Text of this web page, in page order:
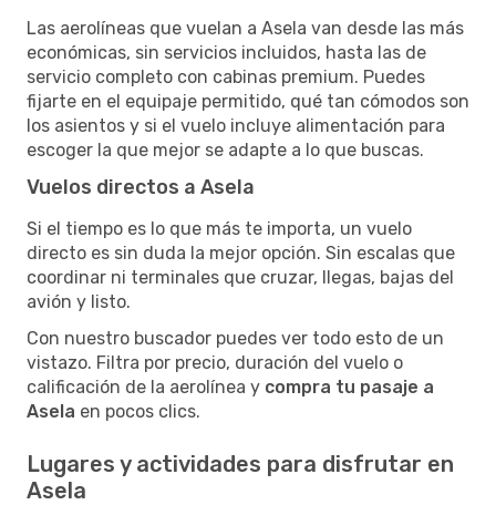
Las aerolíneas que vuelan a Asela van desde las más
económicas, sin servicios incluidos, hasta las de
servicio completo con cabinas premium. Puedes
fijarte en el equipaje permitido, qué tan cómodos son
los asientos y si el vuelo incluye alimentación para
escoger la que mejor se adapte a lo que buscas.
Vuelos directos a Asela
Si el tiempo es lo que más te importa, un vuelo
directo es sin duda la mejor opción. Sin escalas que
coordinar ni terminales que cruzar, llegas, bajas del
avión y listo.
Con nuestro buscador puedes ver todo esto de un
vistazo. Filtra por precio, duración del vuelo o
calificación de la aerolínea y compra tu pasaje a
Asela en pocos clics.
Lugares y actividades para disfrutar en
Asela